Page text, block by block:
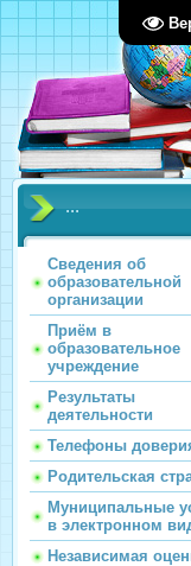
...
Сведения об
образовательной
организации
Приём в
образовательное
учреждение
Результаты
деятельности
Телефоны
Родительская
Муниципальные
в электронном
Независимая